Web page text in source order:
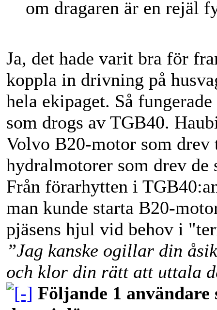
om dragaren är en rejäl
Ja, det hade varit bra för
koppla in drivning på
hela ekipaget. Så
som drogs av TGB40.
Volvo B20-motor som drev
hydralmotorer som drev de
Från förarhytten i
man kunde starta B20-
pjäsens hjul vid behov i
”Jag kanske ogillar din
och klor din rätt att uttala
Följande 1